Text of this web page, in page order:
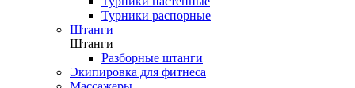
Турники распорные
Штанги
Штанги
Разборные штанги
Экипировка для фитнеса